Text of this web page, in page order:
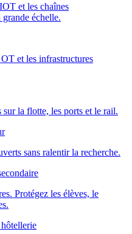
et les chaînes
échelle.
et les infrastructures
sur la flotte, les ports et le rail.
sans ralentir la recherche.
Protégez les élèves, le